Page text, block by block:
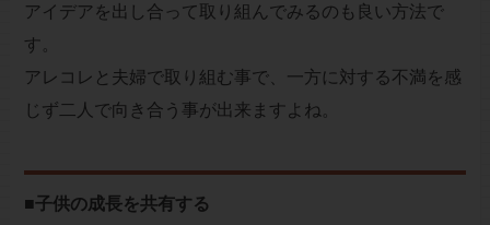
アイデアを出し合って取り組んでみるのも良い方法で
す。
アレコレと夫婦で取り組む事で、一方に対する不満を感
じず二人で向き合う事が出来ますよね。
■子供の成長を共有する